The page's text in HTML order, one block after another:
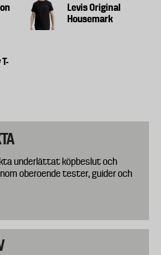
Levis Original
Housemark
underlättat köpbeslut och
oberoende tester, guider och